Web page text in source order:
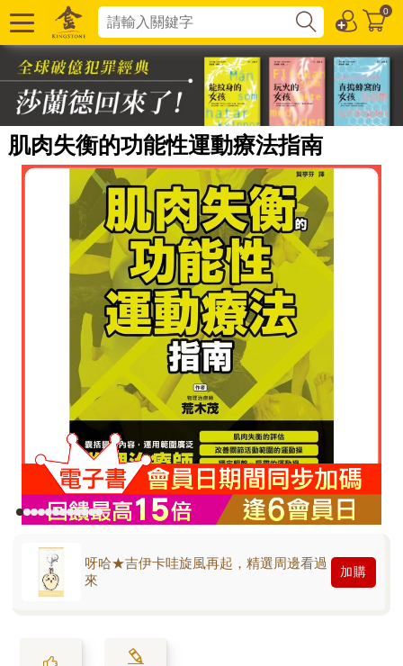
0
肌肉失衡的功能性運動療法指南
呀哈★吉伊卡哇旋風再起，精選周邊看過
來
加購